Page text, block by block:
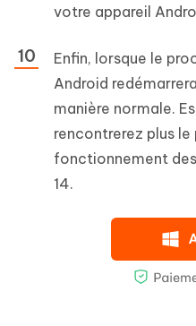
votre appareil
Enfin, lorsque le
Android
manière normale.
rencontrerez plus
fonctionnement
14.